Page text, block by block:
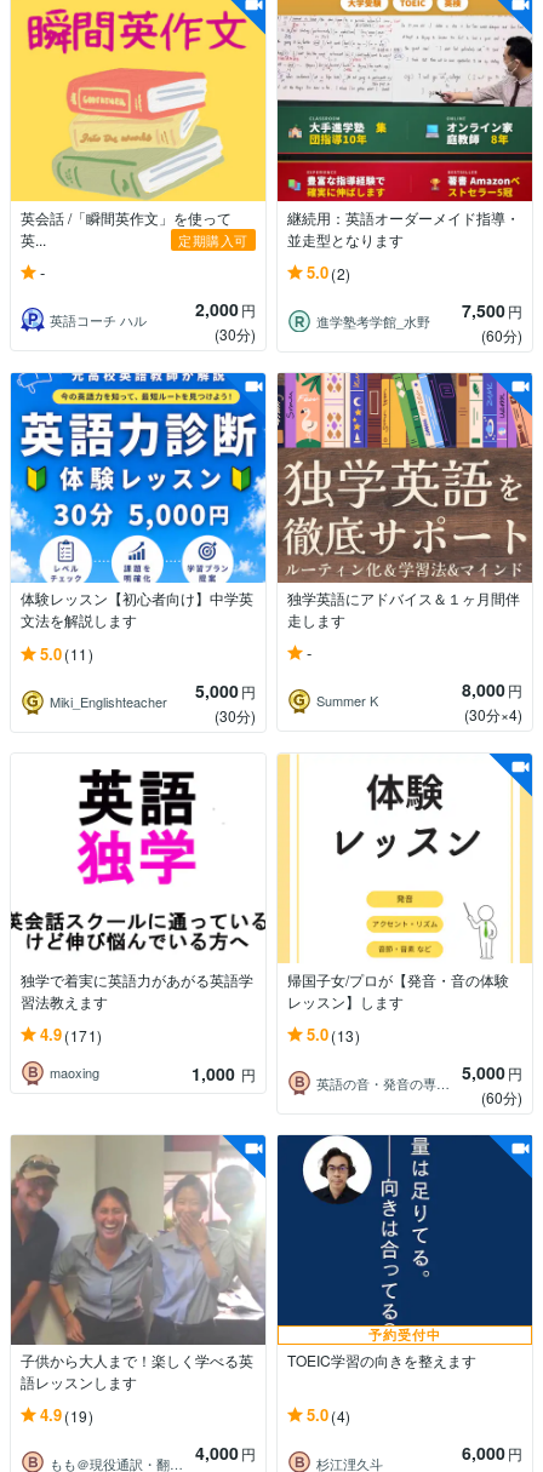
英会話 /「瞬間英作文」を使って
英...
定期購入可
-
英語コーチ ハル 2,000円
(30分)
継続用：英語オーダーメイド指導・
並走型となります
5.0(2)
進学塾考学館_水野 7,500円
(60分)
体験レッスン【初心者向け】中学英
文法を解説します
5.0(11)
Miki_Englishteacher 5,000円
(30分)
独学英語にアドバイス＆１ヶ月間伴
走します
-
Summer K 8,000円
(30分×4)
独学で着実に英語力があがる英語学
習法教えます
4.9(171)
maoxing 1,000 円
帰国子女/プロが【発音・音の体験
レッスン】します
5.0(13)
英語の音・発音の専門家Hiro 5,000円
(60分)
子供から大人まで！楽しく学べる英
語レッスンします
4.9(19)
もも＠現役通訳・翻訳（英韓） 4,000円
予約受付中
TOEIC学習の向きを整えます
5.0(4)
杉江浬久斗 6,000円